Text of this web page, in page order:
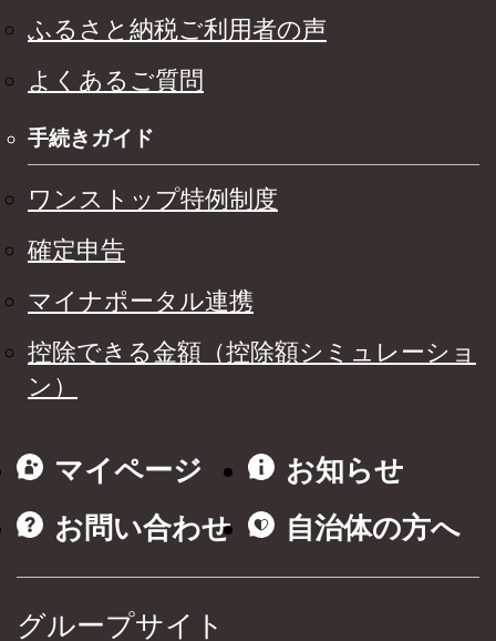
ふるさと納税ご利用者の声
よくあるご質問
手続きガイド
ワンストップ特例制度
確定申告
マイナポータル連携
控除できる金額（控除額シミュレーショ
ン）
マイページ
お知らせ
お問い合わせ
自治体の方へ
グループサイト